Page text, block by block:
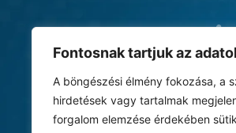
Fontosnak tartjuk az
A böngészési élmény fokozása, a
hirdetések vagy tartalmak
forgalom elemzése érdekében